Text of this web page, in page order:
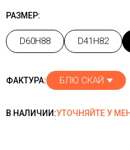
РАЗМЕР:
D60H88 D41H82
ФАКТУРА: БЛЮ СКАЙ
В НАЛИЧИИ:УТОЧНЯЙТЕ У